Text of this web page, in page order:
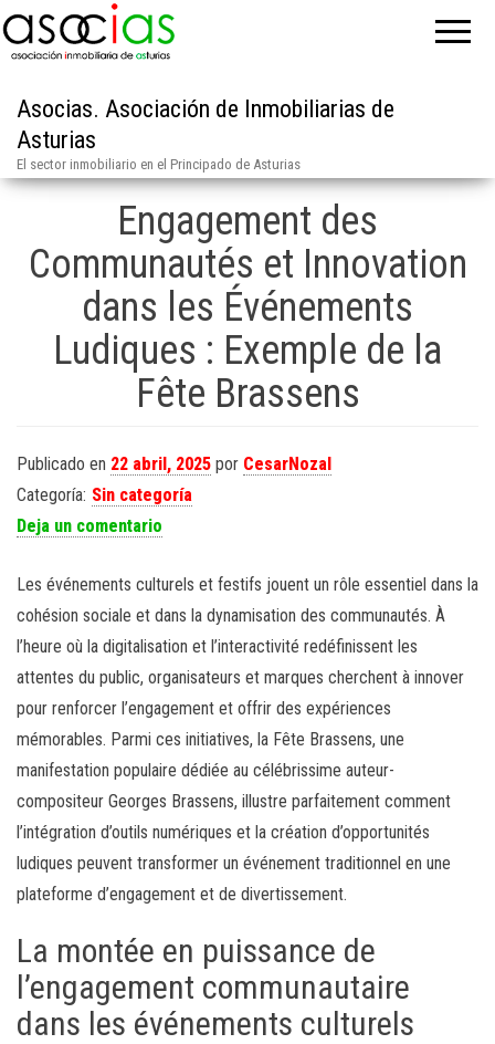
Asocias. Asociación de Inmobiliarias de
Asturias
El sector inmobiliario en el Principado de Asturias
Engagement des
Communautés et Innovation
dans les Événements
Ludiques : Exemple de la
Fête Brassens
Publicado en 22 abril, 2025 por CesarNozal
Categoría: Sin categoría
Deja un comentario
Les événements culturels et festifs jouent un rôle essentiel dans la
cohésion sociale et dans la dynamisation des communautés. À
l’heure où la digitalisation et l’interactivité redéfinissent les
attentes du public, organisateurs et marques cherchent à innover
pour renforcer l’engagement et offrir des expériences
mémorables. Parmi ces initiatives, la Fête Brassens, une
manifestation populaire dédiée au célébrissime auteur-
compositeur Georges Brassens, illustre parfaitement comment
l’intégration d’outils numériques et la création d’opportunités
ludiques peuvent transformer un événement traditionnel en une
plateforme d’engagement et de divertissement.
La montée en puissance de
l’engagement communautaire
dans les événements culturels